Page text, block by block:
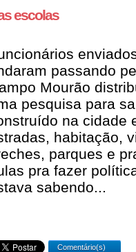
escolas
passando
Mourão
pesquisa para
na cidade
habitação,
parques e
pra fazer
sabendo...
Comentário(s)